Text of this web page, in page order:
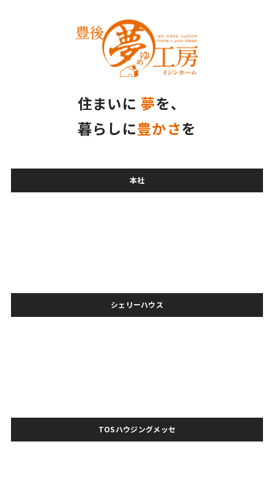
住まいに 夢を、
暮らしに豊かさを
本社
シェリーハウス
TOSハウジングメッセ